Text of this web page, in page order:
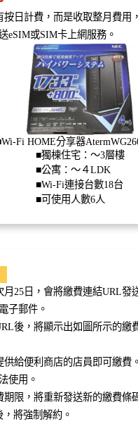
按日計費，而是收取整月費用
eSIM或SIM卡上網服務。
Fi HOME分享器
■獨棟住宅：～3層樓
■公寓：～４LDK
■Wi-Fi連接台數18台
■可使用人數6人
月25日，會將繳費連結URL發
子郵件。
後，將顯示出如圖所示的繳
供給便利商店的店員即可繳費。
使用。
期限，將重新發送新的繳費條
將強制解約。